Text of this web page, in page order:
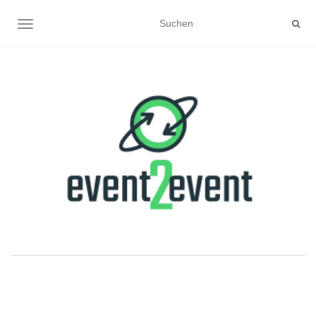
NAVIGATION UMSCHALTEN